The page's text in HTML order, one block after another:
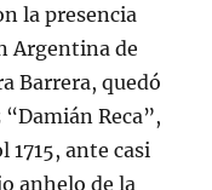
la presencia
Argentina de
Barrera, quedó
Reca”,
1715, ante casi
anhelo de la